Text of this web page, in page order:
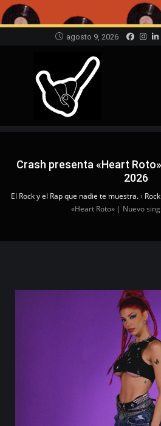
agosto 9, 2026
Crash presenta «Heart
2026
El Rock y el Rap que nadie te muestra.›
«Heart Roto» | Nuevo